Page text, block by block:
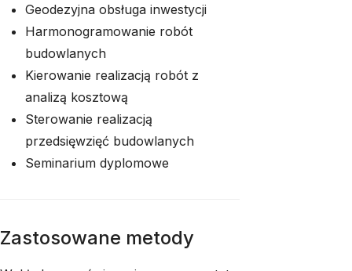
Geodezyjna obsługa inwestycji
Harmonogramowanie robót
budowlanych
Kierowanie realizacją robót z
analizą kosztową
Sterowanie realizacją
przedsięwzięć budowlanych
Seminarium dyplomowe
Zastosowane metody